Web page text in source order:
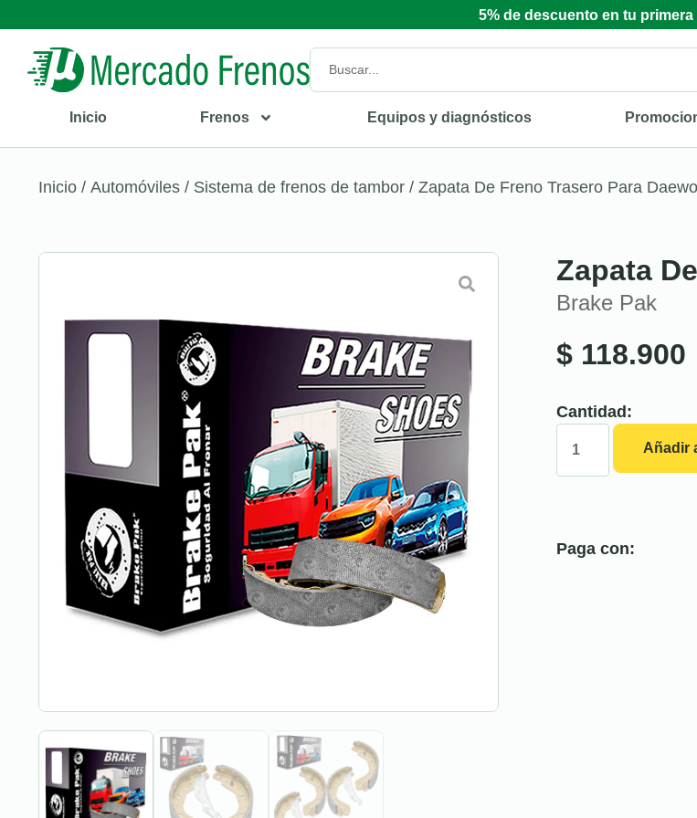
5% de descuento en tu
Inicio Frenos Equipos y diagnósticos
Inicio / Automóviles / Sistema de frenos de tambor / Zapata De Freno Trasero Para
Zapata
Brake Pak
$ 118.900
Cantidad:
Añadir
Paga con: